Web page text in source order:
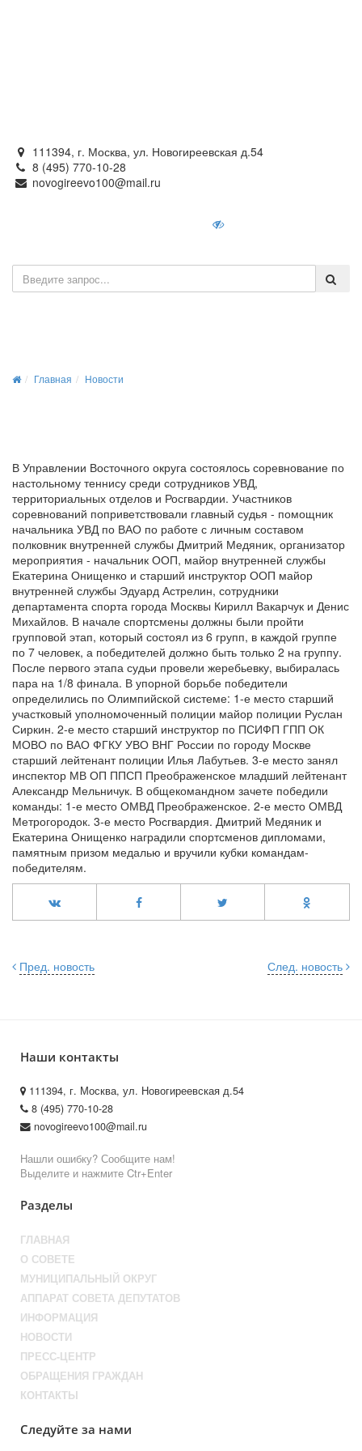
111394, г. Москва, ул. Новогиреевская д.54
8 (495) 770-10-28
novogireevo100@mail.ru
Главная Новости
В Управлении Восточного округа состоялось соревнование по
настольному теннису среди сотрудников УВД,
территориальных отделов и Росгвардии. Участников
соревнований поприветствовали главный судья - помощник
начальника УВД по ВАО по работе с личным составом
полковник внутренней службы Дмитрий Медяник, организатор
мероприятия - начальник ООП, майор внутренней службы
Екатерина Онищенко и старший инструктор ООП майор
внутренней службы Эдуард Астрелин, сотрудники
департамента спорта города Москвы Кирилл Вакарчук и Денис
Михайлов. В начале спортсмены должны были пройти
групповой этап, который состоял из 6 групп, в каждой группе
по 7 человек, а победителей должно быть только 2 на группу.
После первого этапа судьи провели жеребьевку, выбиралась
пара на 1/8 финала. В упорной борьбе победители
определились по Олимпийской системе: 1-е место старший
участковый уполномоченный полиции майор полиции Руслан
Сиркин. 2-е место старший инструктор по ПСИФП ГПП ОК
МОВО по ВАО ФГКУ УВО ВНГ России по городу Москве
старший лейтенант полиции Илья Лабутьев. 3-е место занял
инспектор МВ ОП ППСП Преображенское младший лейтенант
Александр Мельничук. В общекомандном зачете победили
команды: 1-е место ОМВД Преображенское. 2-е место ОМВД
Метрогородок. 3-е место Росгвардия. Дмитрий Медяник и
Екатерина Онищенко наградили спортсменов дипломами,
памятным призом медалью и вручили кубки командам-
победителям.
След. новость
Пред. новость
Наши контакты
111394, г. Москва, ул. Новогиреевская д.54
8 (495) 770-10-28
novogireevo100@mail.ru
Нашли ошибку? Сообщите нам!
Выделите и нажмите Ctr+Enter
Разделы
ГЛАВНАЯ
О СОВЕТЕ
МУНИЦИПАЛЬНЫЙ ОКРУГ
АППАРАТ СОВЕТА ДЕПУТАТОВ
ИНФОРМАЦИЯ
НОВОСТИ
ПРЕСС-ЦЕНТР
ОБРАЩЕНИЯ ГРАЖДАН
КОНТАКТЫ
Следуйте за нами